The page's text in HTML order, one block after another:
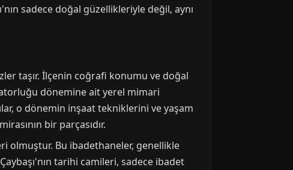
sadece doğal güzellikleriyle değil, aynı
taşır. İlçenin coğrafi konumu ve doğal
dönemine ait yerel mimari
o dönemin inşaat tekniklerini ve yaşam
bir parçasıdır.
olmuştur. Bu ibadethaneler, genellikle
tarihi camileri, sadece ibadet